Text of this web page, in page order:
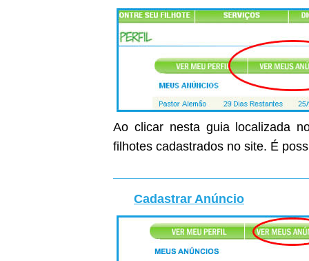
Ao clicar nesta guia localizada
filhotes cadastrados no site. É
Cadastrar Anúncio